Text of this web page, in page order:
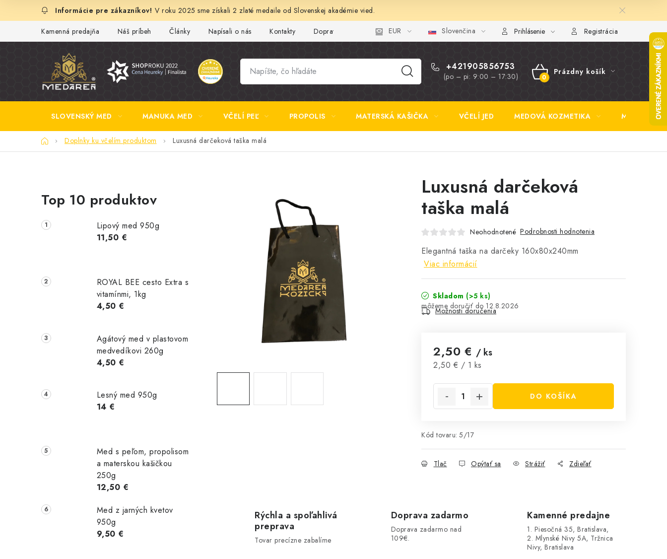
V roku 2025 sme získali 2 zlaté medaile od Slovenskej akadémie vied.
Kamenná predajňa Náš príbeh Články Napísali o nás Kontakty Doprava a platba Najčastejšie otázky FAQ Fotogaléria Obchodné podmienky Ochrana
EUR Slovenčina Prihlásenie Registrácia
+421905856753
(po – pi: 9:00 – 17:30)
NÁKUPNÝ
KOŠÍK
Prázdny košík
SLOVENSKÝ MED MANUKA MED VČELÍ PEĽ PROPOLIS MATERSKÁ KAŠIČKA VČELÍ JED MEDOVÁ KOZMETIKA MEDOVINA
DomovDoplnky ku včelím produktom Luxusná darčeková taška malá
o
č
p
e
Top 10 produktov
Lipový med 950g
11,50 €
ROYAL BEE cesto Extra s
vitamínmi, 1kg
4,50 €
Agátový med v plastovom
medvedíkovi 260g
4,50 €
Lesný med 950g
14 €
Med s peľom, propolisom
a materskou kašičkou
250g
12,50 €
Med z jarných kvetov
950g
9,50 €
Luxusná darčeková
taška malá
Neohodnotené Podrobnosti hodnotenia
Elegantná taška na darčeky 160x80x240mm
Viac informácií
Skladom (>5 ks)
12.8.2026
Možnosti doručenia
2,50 € / ks
Jednotková cena:
2,50 € / 1 ks
DO KOŠÍKA
Kód tovaru: 5/17
Tlač Opýtať sa Strážiť Zdieľať
Rýchla a spoľahlivá
preprava
Tovar precízne zabalíme
Doprava zadarmo
Doprava zadarmo nad
109€.
Kamenné predajne
1. Piesočná 35, Bratislava,
2. Mlynské Nivy 5A, Tržnica
Nivy, Bratislava